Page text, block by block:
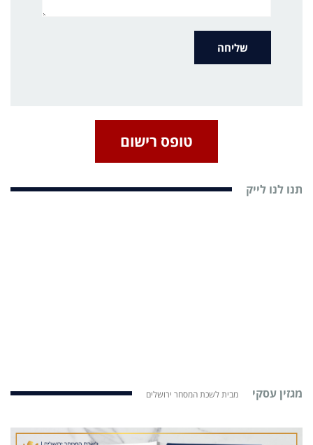
טופס רישום
תנו לנו לייק
מגזין עסקי מבית לשכת המסחר ירושלים